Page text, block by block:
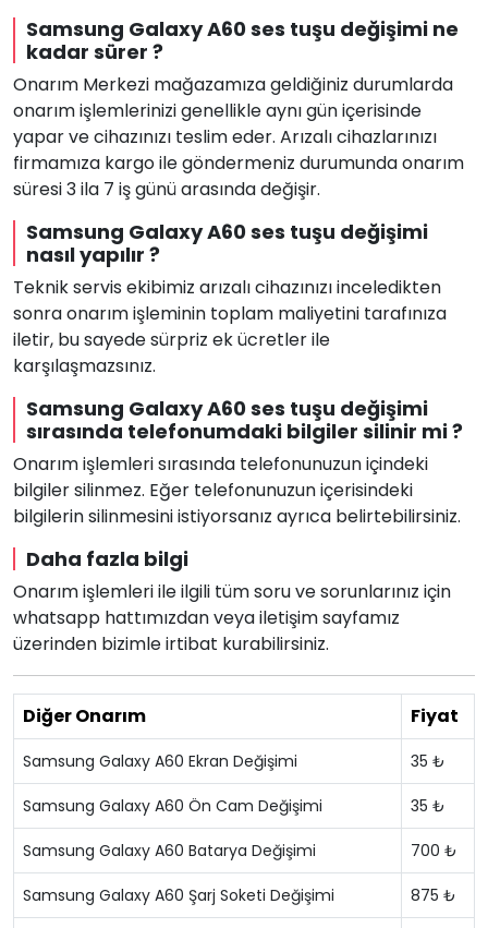
Samsung Galaxy A60 ses tuşu değişimi ne
kadar sürer ?
Onarım Merkezi mağazamıza geldiğiniz durumlarda
onarım işlemlerinizi genellikle aynı gün içerisinde
yapar ve cihazınızı teslim eder. Arızalı cihazlarınızı
firmamıza kargo ile göndermeniz durumunda onarım
süresi 3 ila 7 iş günü arasında değişir.
Samsung Galaxy A60 ses tuşu değişimi
nasıl yapılır ?
Teknik servis ekibimiz arızalı cihazınızı inceledikten
sonra onarım işleminin toplam maliyetini tarafınıza
iletir, bu sayede sürpriz ek ücretler ile
karşılaşmazsınız.
Samsung Galaxy A60 ses tuşu değişimi
sırasında telefonumdaki bilgiler silinir mi ?
Onarım işlemleri sırasında telefonunuzun içindeki
bilgiler silinmez. Eğer telefonunuzun içerisindeki
bilgilerin silinmesini istiyorsanız ayrıca belirtebilirsiniz.
Daha fazla bilgi
Onarım işlemleri ile ilgili tüm soru ve sorunlarınız için
whatsapp hattımızdan veya iletişim sayfamız
üzerinden bizimle irtibat kurabilirsiniz.
Diğer Onarım Fiyat
Samsung Galaxy A60 Ekran Değişimi 35 ₺
Samsung Galaxy A60 Ön Cam Değişimi 35 ₺
Samsung Galaxy A60 Batarya Değişimi 700 ₺
Samsung Galaxy A60 Şarj Soketi Değişimi 875 ₺